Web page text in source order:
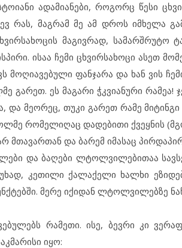
ადამიანები, როგორც წესი
რას, მაგრამ მე ამ დროს იმხელა
მაგივრად, სამარშრუტო
ისაა ჩემი ცხვირსახოცი ასეთ
მოღიავებული ფანჯარა და ხან ვის
გარეთ. ეს მაგარი ჭკვიანური
მეორეც, თუკი გარეთ რამე მიტინგი
რომელიღაც დადებითი ქვეყნის
და ბარემ იმასაც
და ბაღები ლტოლვილებითაა
კეთილი ქალაქელი ხალხი
მერე იქიდან ლტოლვილებზე
რამეთი. ისე, ბევრი კი
იყო: